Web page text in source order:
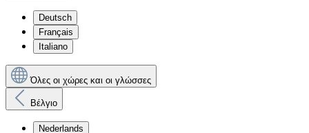
Deutsch
Français
Italiano
Όλες οι χώρες και οι γλώσσες
Βέλγιο
Nederlands